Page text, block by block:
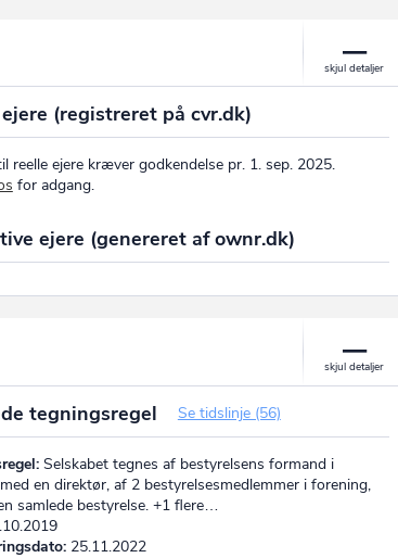
(registreret på cvr.dk)
reelle ejere kræver godkendelse pr. 1. sep. 2025.
for adgang.
ejere (genereret af ownr.dk)
tegningsregel Se tidslinje (56)
Selskabet tegnes af bestyrelsens formand i
en direktør, af 2 bestyrelsesmedlemmer i forening,
samlede bestyrelse. +1 flere…
25.11.2022